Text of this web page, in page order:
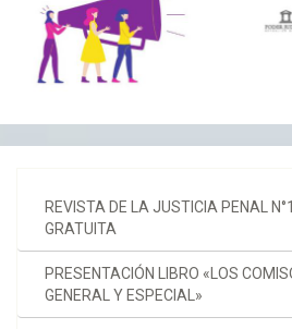
REVISTA DE LA JUSTICIA PENAL
GRATUITA
PRESENTACIÓN LIBRO «LOS
GENERAL Y ESPECIAL»